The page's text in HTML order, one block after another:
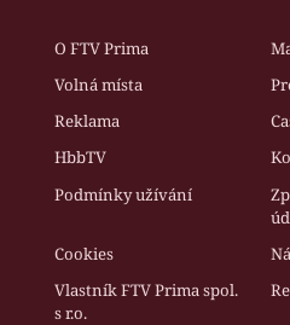
O FTV Prima
Volná místa
Reklama
HbbTV
Podmínky užívání
Cookies
Vlastník FTV Prima spol.
s r.o.